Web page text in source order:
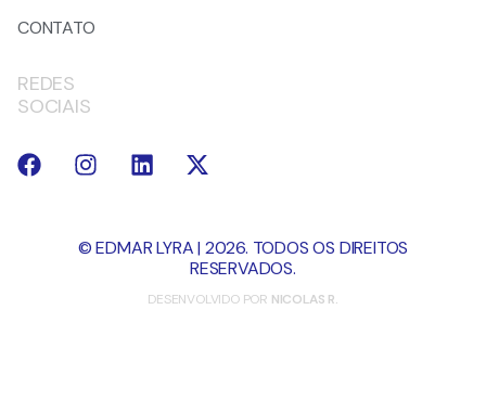
CONTATO
REDES
SOCIAIS
© EDMAR LYRA | 2026. TODOS OS DIREITOS
RESERVADOS.
DESENVOLVIDO POR NICOLAS R.